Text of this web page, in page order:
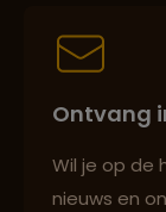
Ontvang
Wil je op de
nieuws en